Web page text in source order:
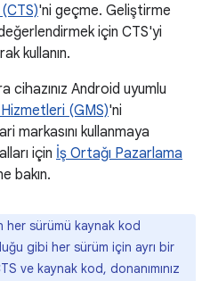
'ni geçme. Geliştirme
için CTS'yi
kullanın.
cihazınız Android uyumlu
(GMS)'ni
markasını kullanmaya
için İş Ortağı Pazarlama
bakın.
sürümü kaynak kod
gibi her sürüm için ayrı bir
ve kaynak kod, donanımınız